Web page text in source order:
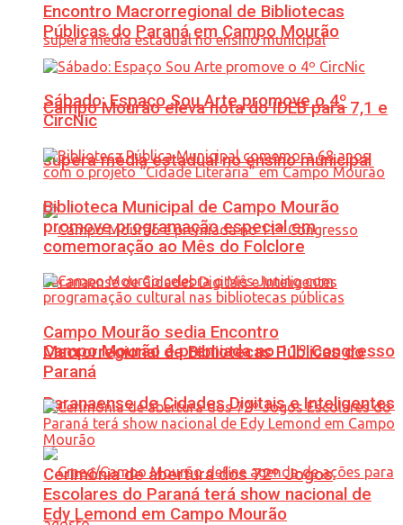
Campo Mourão eleva nota do IDEB para 7,1 e
supera média estadual no ensino municipal
Campo Mourão é premiada no 11º Congresso
Paranaense de Cidades Digitais e Inteligentes
Encontro Macrorregional de Bibliotecas
Públicas do Paraná em Campo Mourão
Sábado: Espaço Sou Arte promove o 4º
CircNic
Biblioteca Municipal de Campo Mourão
promove programação especial em
comemoração ao Mês do Folclore
Campo Mourão sedia Encontro
Macrorregional de Bibliotecas Públicas do
Paraná
Cerimônia de abertura dos 72º Jogos
Escolares do Paraná terá show nacional de
Edy Lemond em Campo Mourão